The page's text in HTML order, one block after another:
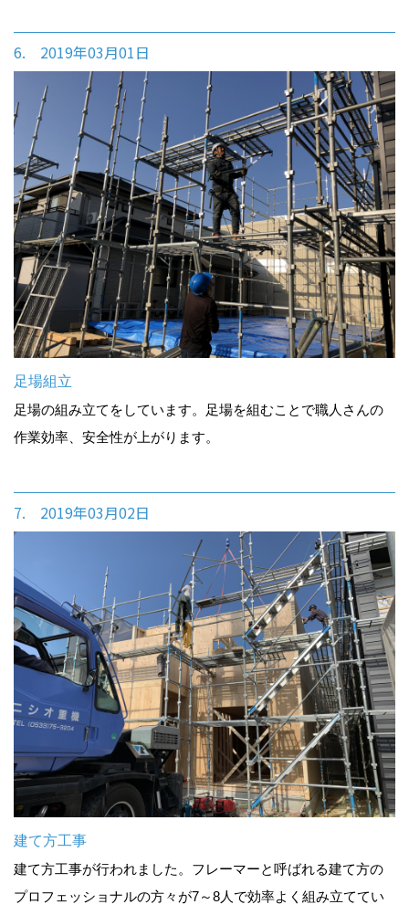
6. 2019年03月01日
足場組立
足場の組み立てをしています。足場を組むことで職人さんの
作業効率、安全性が上がります。
7. 2019年03月02日
建て方工事
建て方工事が行われました。フレーマーと呼ばれる建て方の
プロフェッショナルの方々が7～8人で効率よく組み立ててい